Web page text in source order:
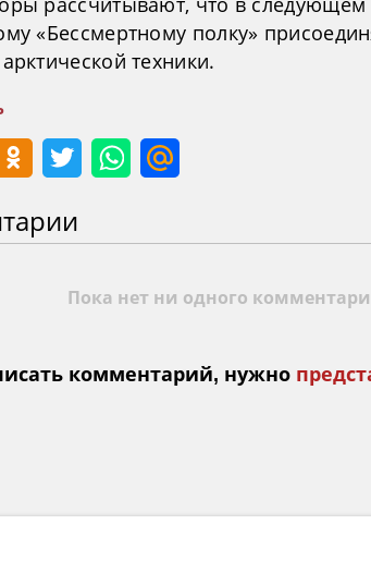
«Бессмертному полку»
техники.
Пока нет ни одного
комментарий, нужно